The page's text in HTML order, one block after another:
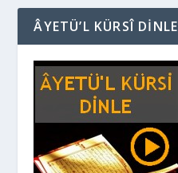
ÂYETÜ’L KÜRSÎ DINLE